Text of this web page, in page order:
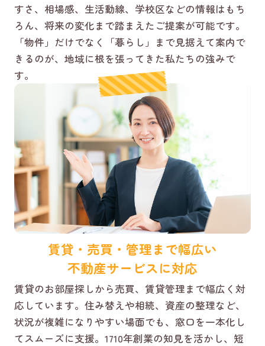
すさ、相場感、生活動線、学校区などの情報はもち
ろん、将来の変化まで踏まえたご提案が可能です。
「物件」だけでなく「暮らし」まで見据えて案内で
きるのが、地域に根を張ってきた私たちの強みで
す。
賃貸・売買・管理まで幅広い
不動産サービスに対応
賃貸のお部屋探しから売買、賃貸管理まで幅広く対
応しています。住み替えや相続、資産の整理など、
状況が複雑になりやすい場面でも、窓口を一本化し
てスムーズに支援。1710年創業の知見を活かし、短